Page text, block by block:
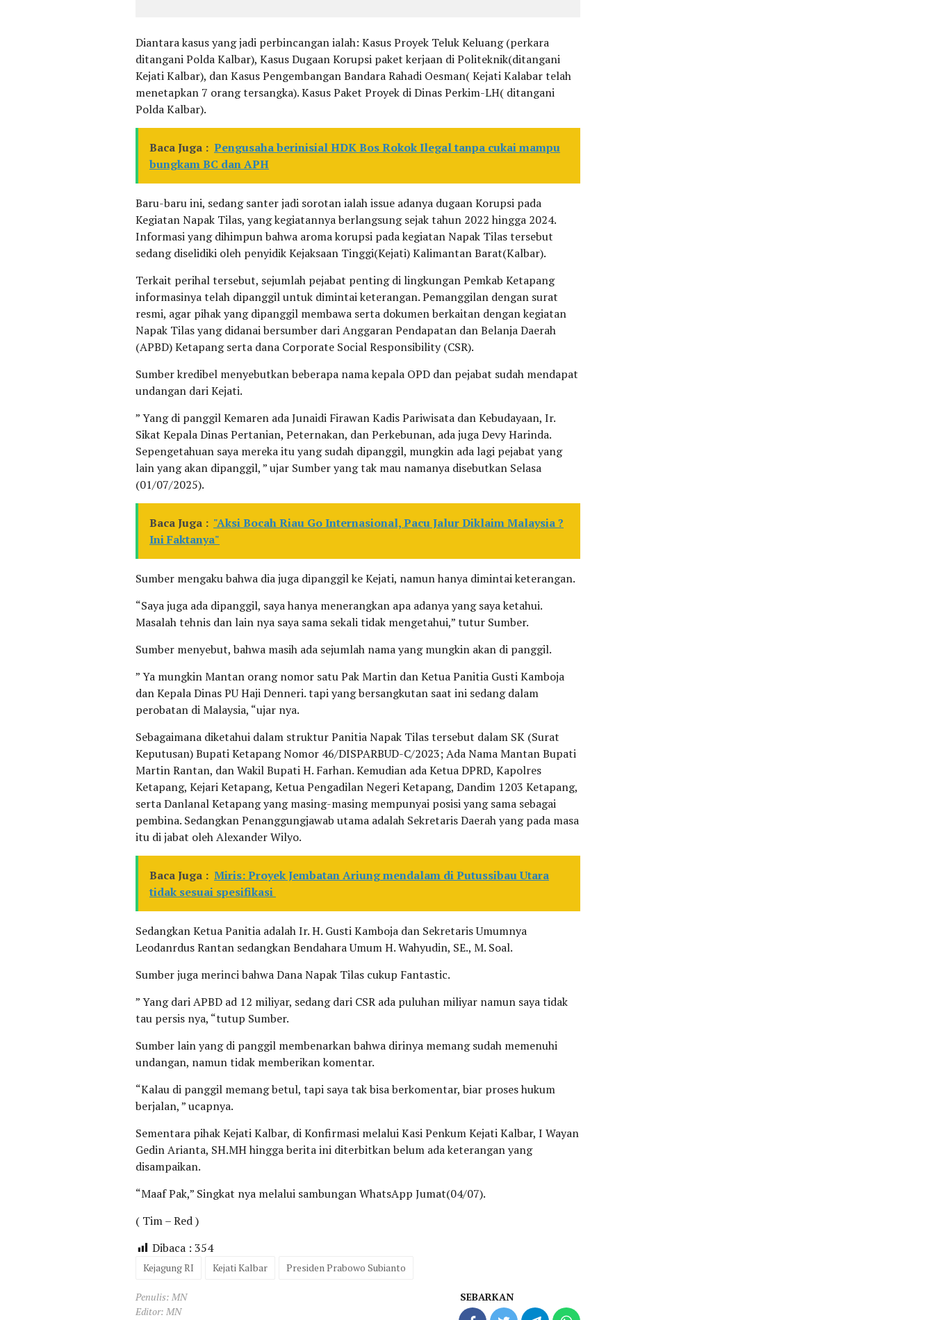
Diantara kasus yang jadi perbincangan ialah: Kasus Proyek Teluk Keluang (perkara
ditangani Polda Kalbar), Kasus Dugaan Korupsi paket kerjaan di Politeknik(ditangani
Kejati Kalbar), dan Kasus Pengembangan Bandara Rahadi Oesman( Kejati Kalabar telah
menetapkan 7 orang tersangka). Kasus Paket Proyek di Dinas Perkim-LH( ditangani
Polda Kalbar).
Baca Juga : Pengusaha berinisial HDK Bos Rokok Ilegal tanpa cukai mampu
bungkam BC dan APH
Baru-baru ini, sedang santer jadi sorotan ialah issue adanya dugaan Korupsi pada
Kegiatan Napak Tilas, yang kegiatannya berlangsung sejak tahun 2022 hingga 2024.
Informasi yang dihimpun bahwa aroma korupsi pada kegiatan Napak Tilas tersebut
sedang diselidiki oleh penyidik Kejaksaan Tinggi(Kejati) Kalimantan Barat(Kalbar).
Terkait perihal tersebut, sejumlah pejabat penting di lingkungan Pemkab Ketapang
informasinya telah dipanggil untuk dimintai keterangan. Pemanggilan dengan surat
resmi, agar pihak yang dipanggil membawa serta dokumen berkaitan dengan kegiatan
Napak Tilas yang didanai bersumber dari Anggaran Pendapatan dan Belanja Daerah
(APBD) Ketapang serta dana Corporate Social Responsibility (CSR).
Sumber kredibel menyebutkan beberapa nama kepala OPD dan pejabat sudah mendapat
undangan dari Kejati.
” Yang di panggil Kemaren ada Junaidi Firawan Kadis Pariwisata dan Kebudayaan, Ir.
Sikat Kepala Dinas Pertanian, Peternakan, dan Perkebunan, ada juga Devy Harinda.
Sepengetahuan saya mereka itu yang sudah dipanggil, mungkin ada lagi pejabat yang
lain yang akan dipanggil, ” ujar Sumber yang tak mau namanya disebutkan Selasa
(01/07/2025).
Baca Juga : "Aksi Bocah Riau Go Internasional, Pacu Jalur Diklaim Malaysia ?
Ini Faktanya"
Sumber mengaku bahwa dia juga dipanggil ke Kejati, namun hanya dimintai keterangan.
“Saya juga ada dipanggil, saya hanya menerangkan apa adanya yang saya ketahui.
Masalah tehnis dan lain nya saya sama sekali tidak mengetahui,” tutur Sumber.
Sumber menyebut, bahwa masih ada sejumlah nama yang mungkin akan di panggil.
” Ya mungkin Mantan orang nomor satu Pak Martin dan Ketua Panitia Gusti Kamboja
dan Kepala Dinas PU Haji Denneri. tapi yang bersangkutan saat ini sedang dalam
perobatan di Malaysia, “ujar nya.
Sebagaimana diketahui dalam struktur Panitia Napak Tilas tersebut dalam SK (Surat
Keputusan) Bupati Ketapang Nomor 46/DISPARBUD-C/2023; Ada Nama Mantan Bupati
Martin Rantan, dan Wakil Bupati H. Farhan. Kemudian ada Ketua DPRD, Kapolres
Ketapang, Kejari Ketapang, Ketua Pengadilan Negeri Ketapang, Dandim 1203 Ketapang,
serta Danlanal Ketapang yang masing-masing mempunyai posisi yang sama sebagai
pembina. Sedangkan Penanggungjawab utama adalah Sekretaris Daerah yang pada masa
itu di jabat oleh Alexander Wilyo.
Baca Juga : Miris: Proyek Jembatan Ariung mendalam di Putussibau Utara
tidak sesuai spesifikasi
Sedangkan Ketua Panitia adalah Ir. H. Gusti Kamboja dan Sekretaris Umumnya
Leodanrdus Rantan sedangkan Bendahara Umum H. Wahyudin, SE., M. Soal.
Sumber juga merinci bahwa Dana Napak Tilas cukup Fantastic.
” Yang dari APBD ad 12 miliyar, sedang dari CSR ada puluhan miliyar namun saya tidak
tau persis nya, “tutup Sumber.
Sumber lain yang di panggil membenarkan bahwa dirinya memang sudah memenuhi
undangan, namun tidak memberikan komentar.
“Kalau di panggil memang betul, tapi saya tak bisa berkomentar, biar proses hukum
berjalan, ” ucapnya.
Sementara pihak Kejati Kalbar, di Konfirmasi melalui Kasi Penkum Kejati Kalbar, I Wayan
Gedin Arianta, SH.MH hingga berita ini diterbitkan belum ada keterangan yang
disampaikan.
“Maaf Pak,” Singkat nya melalui sambungan WhatsApp Jumat(04/07).
( Tim – Red )
Dibaca : 354
Kejagung RI Kejati Kalbar Presiden Prabowo Subianto
Penulis: MN
Editor: MN
SEBARKAN